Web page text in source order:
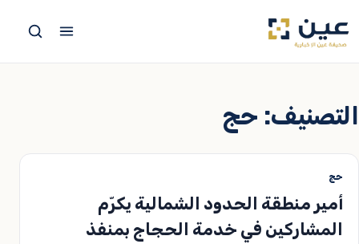
إلى
التصنيف: حج
حج
أمير منطقة الحدود الشمالية يكرّم
المشاركين في خدمة الحجاج بمنفذ